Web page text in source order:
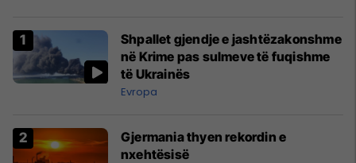
Shpallet gjendje e jashtëzakonshme
në Krime pas sulmeve të fuqishme
të Ukrainës
Evropa
Gjermania thyen rekordin e
nxehtësisë